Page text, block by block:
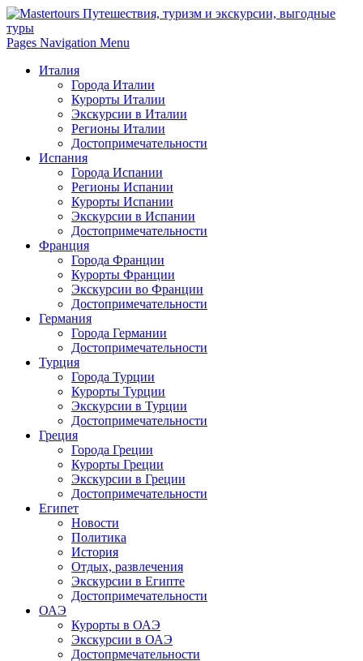
Pages Navigation Menu
Италия
Города Италии
Курорты Италии
Экскурсии в Италии
Регионы Италии
Достопримечательности
Испания
Города Испании
Регионы Испании
Курорты Испании
Экскурсии в Испании
Достопримечательности
Франция
Города Франции
Курорты Франции
Экскурсии во Франции
Достопримечательности
Германия
Города Германии
Достопримечательности
Турция
Города Турции
Курорты Турции
Экскурсии в Турции
Достопримечательности
Греция
Города Греции
Курорты Греции
Экскурсии в Греции
Достопримечательности
Египет
Новости
Политика
История
Отдых, развлечения
Экскурсии в Египте
Достопримечательности
ОАЭ
Курорты в ОАЭ
Экскурсии в ОАЭ
Достопрмечательности